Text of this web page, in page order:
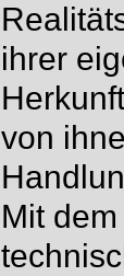
ihrer
von
Mit